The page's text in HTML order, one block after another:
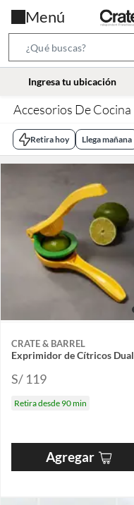
Menú
location-
Ingresa tu ubicación
Accesorios De Cocina
Retira hoy Llega mañana
CRATE & BARREL
Exprimidor de Cítricos Dual
S/ 119
Retira desde 90 min
Agregar